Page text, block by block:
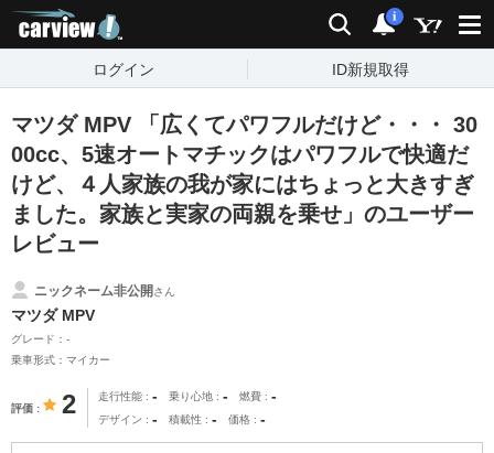
検索 通知
i
ログイン ID新規取得
マツダ MPV 「広くてパワフルだけど・・・ 30
00cc、5速オートマチックはパワフルで快適だ
けど、４人家族の我が家にはちょっと大きすぎ
ました。家族と実家の両親を乗せ」のユーザー
レビュー
ニックネーム非公開さん
マツダ MPV
グレード：-
乗車形式：マイカー
評価 2 走行性能 - 乗り心地 - 燃費 -
デザイン - 積載性 - 価格 -